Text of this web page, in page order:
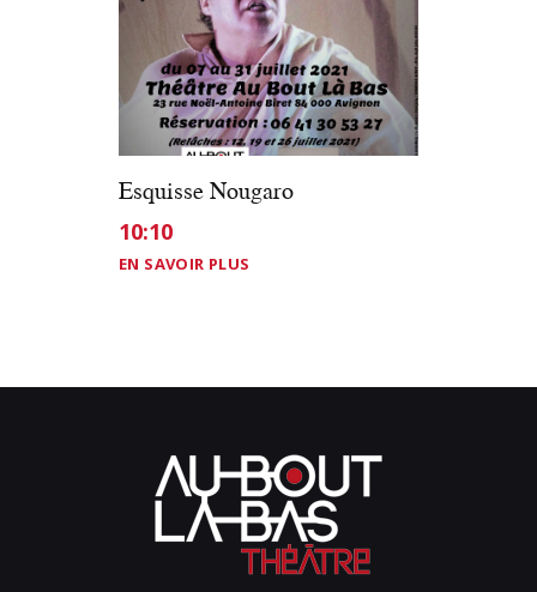
Esquisse Nougaro
10:10
EN SAVOIR PLUS